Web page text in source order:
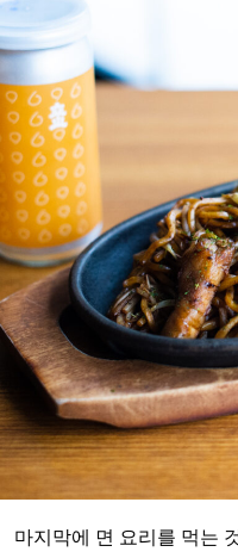
마지막에 면 요리를 먹는